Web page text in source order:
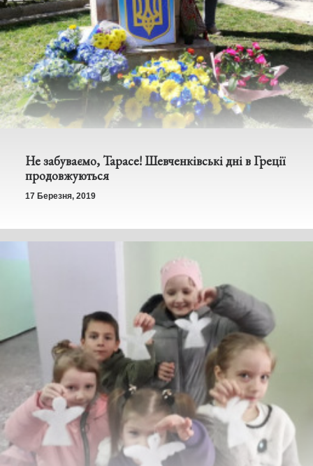
Не забуваємо, Тарасе! Шевченківські дні в Греції
продовжуються
17 Березня, 2019